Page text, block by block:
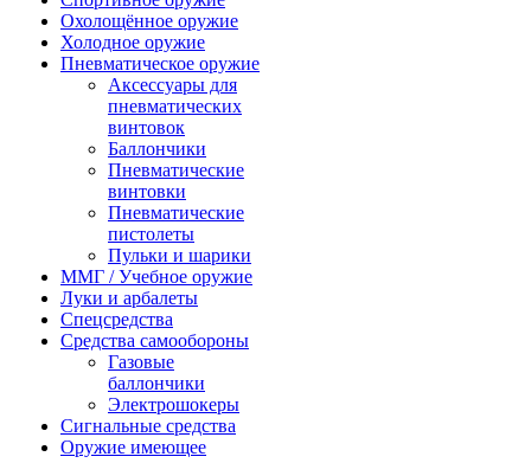
Охолощённое оружие
Холодное оружие
Пневматическое оружие
Аксессуары для
пневматических
винтовок
Баллончики
Пневматические
винтовки
Пневматические
пистолеты
Пульки и шарики
ММГ / Учебное оружие
Луки и арбалеты
Спецсредства
Средства самообороны
Газовые
баллончики
Электрошокеры
Сигнальные средства
Оружие имеющее